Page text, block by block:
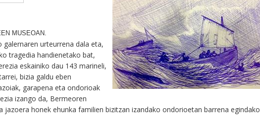
MUSEOAN.
galernaren urteurrena dala eta,
tragedia handienetako bat,
eskainiko dau 143 marineli,
bizia galdu eben
garapena eta ondorioak
izango da, Bermeoren
jazoera honek ehunka familien bizitzan izandako ondorioetan barrena egindako